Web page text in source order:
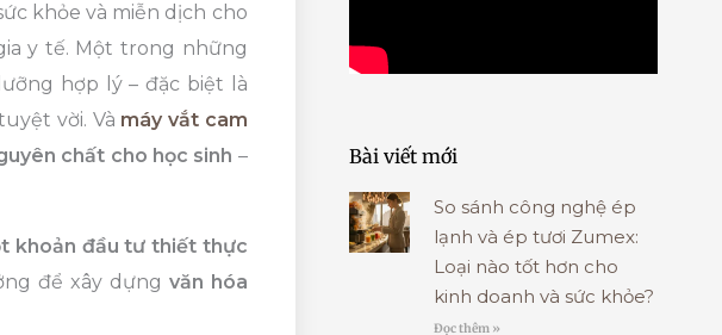
khỏe và miễn dịch cho
y tế. Một trong những
hợp lý – đặc biệt là
vời. Và máy vắt cam
chất cho học sinh –
khoản đầu tư thiết thực
để xây dựng văn hóa
Bài viết mới
So sánh công nghệ ép
lạnh và ép tươi Zumex:
Loại nào tốt hơn cho
kinh doanh và sức khỏe?
Đọc thêm »